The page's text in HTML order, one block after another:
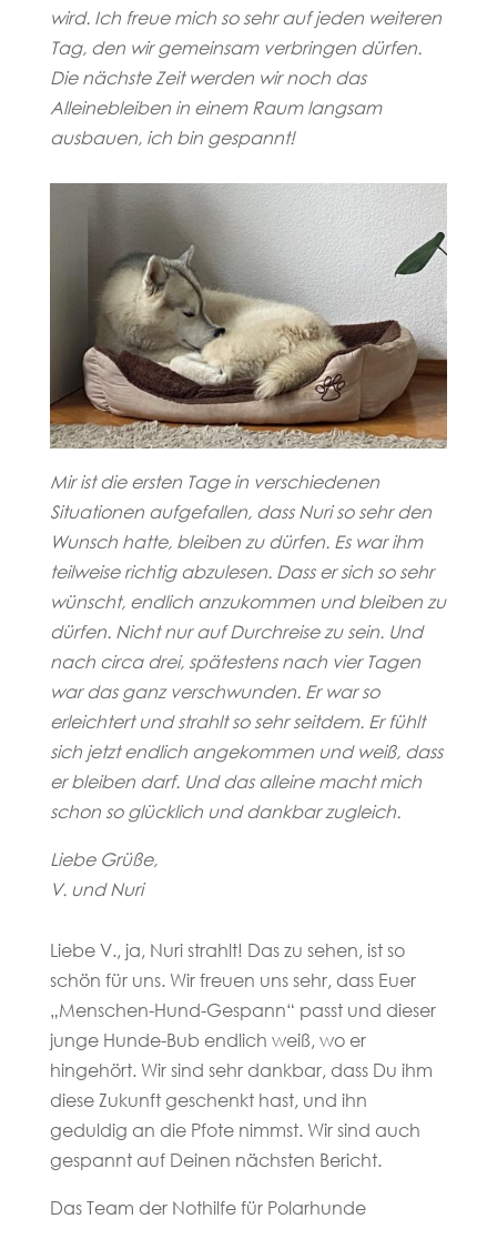
wird. Ich freue mich so sehr auf jeden weiteren
Tag, den wir gemeinsam verbringen dürfen.
Die nächste Zeit werden wir noch das
Alleinebleiben in einem Raum langsam
ausbauen, ich bin gespannt!
Mir ist die ersten Tage in verschiedenen
Situationen aufgefallen, dass Nuri so sehr den
Wunsch hatte, bleiben zu dürfen. Es war ihm
teilweise richtig abzulesen. Dass er sich so sehr
wünscht, endlich anzukommen und bleiben zu
dürfen. Nicht nur auf Durchreise zu sein. Und
nach circa drei, spätestens nach vier Tagen
war das ganz verschwunden. Er war so
erleichtert und strahlt so sehr seitdem. Er fühlt
sich jetzt endlich angekommen und weiß, dass
er bleiben darf. Und das alleine macht mich
schon so glücklich und dankbar zugleich.
Liebe Grüße,
V. und Nuri
Liebe V., ja, Nuri strahlt! Das zu sehen, ist so
schön für uns. Wir freuen uns sehr, dass Euer
„Menschen-Hund-Gespann“ passt und dieser
junge Hunde-Bub endlich weiß, wo er
hingehört. Wir sind sehr dankbar, dass Du ihm
diese Zukunft geschenkt hast, und ihn
geduldig an die Pfote nimmst. Wir sind auch
gespannt auf Deinen nächsten Bericht.
Das Team der Nothilfe für Polarhunde